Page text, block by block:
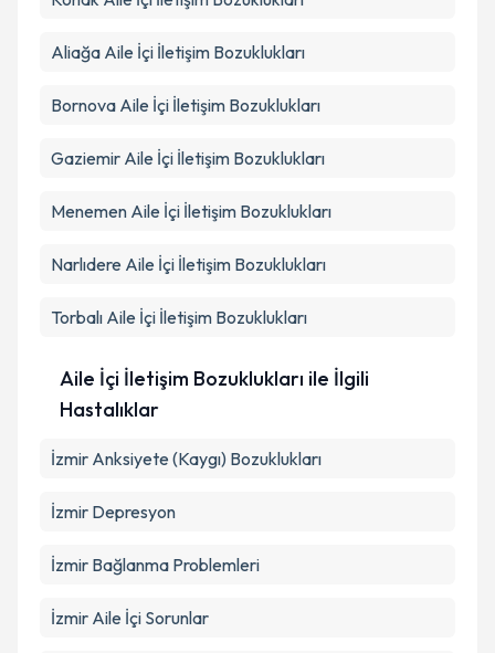
Aliağa Aile İçi İletişim Bozuklukları
Bornova Aile İçi İletişim Bozuklukları
Gaziemir Aile İçi İletişim Bozuklukları
Menemen Aile İçi İletişim Bozuklukları
Narlıdere Aile İçi İletişim Bozuklukları
Torbalı Aile İçi İletişim Bozuklukları
Aile İçi İletişim Bozuklukları ile İlgili
Hastalıklar
İzmir Anksiyete (Kaygı) Bozuklukları
İzmir Depresyon
İzmir Bağlanma Problemleri
İzmir Aile İçi Sorunlar